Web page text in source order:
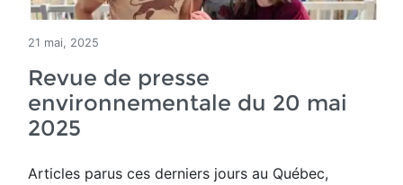
21 mai, 2025
Revue de presse
environnementale du 20 mai
2025
Articles parus ces derniers jours au Québec,